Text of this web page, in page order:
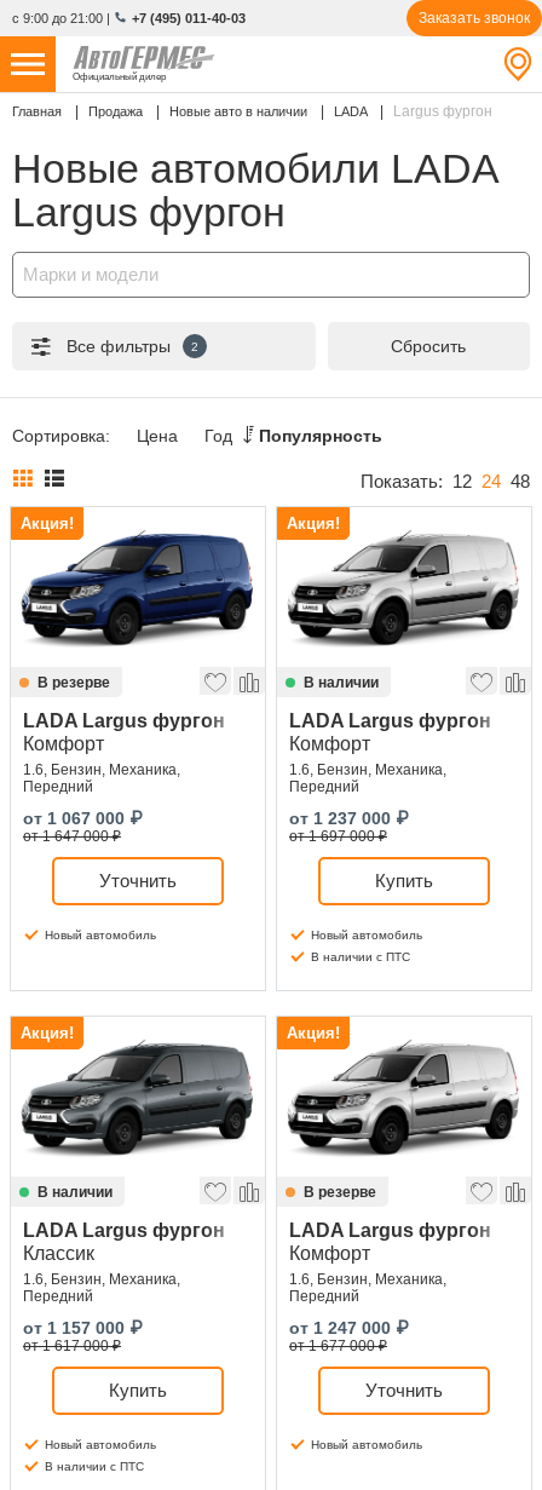
с 9:00 до 21:00 | +7 (495) 011-40-03 Заказать звонок
Официальный дилер
НОВЫЕ АВТОМОБИЛИ
С ПРОБЕГОМ 856 авто
СЕРВИС
УСЛУГИ
АКЦИИ
Избранное
Сравнение
Личный кабинет
Главная Продажа Новые авто в наличии LADA Largus фургон
Новые автомобили LADA
Largus фургон
Марки и модели
Все фильтры 2 Сбросить
Сортировка: Цена Год Популярность
Показать: 12 24 48
Акция!
В резерве
LADA Largus фургон
Комфорт
1.6, Бензин, Механика,
Передний
от 1 067 000 ₽
от 1 647 000 ₽
Уточнить
Новый автомобиль
Акция!
В наличии
LADA Largus фургон
Комфорт
1.6, Бензин, Механика,
Передний
от 1 237 000 ₽
от 1 697 000 ₽
Купить
Новый автомобиль
В наличии с ПТС
Акция!
В наличии
LADA Largus фургон
Классик
1.6, Бензин, Механика,
Передний
от 1 157 000 ₽
от 1 617 000 ₽
Купить
Новый автомобиль
В наличии с ПТС
Акция!
В резерве
LADA Largus фургон
Комфорт
1.6, Бензин, Механика,
Передний
от 1 247 000 ₽
от 1 677 000 ₽
Уточнить
Новый автомобиль